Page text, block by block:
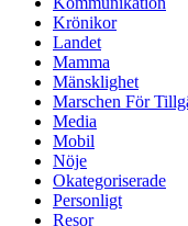
Krönikor
Landet
Mamma
Mänsklighet
Marschen För
Media
Mobil
Nöje
Okategoriserade
Personligt
Resor